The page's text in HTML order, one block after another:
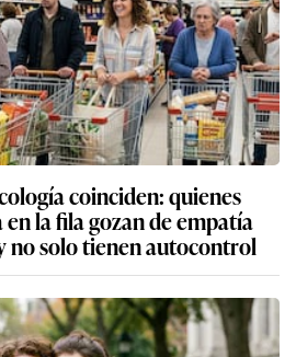
coinciden: quienes
la fila gozan de empatía
no solo tienen autocontrol